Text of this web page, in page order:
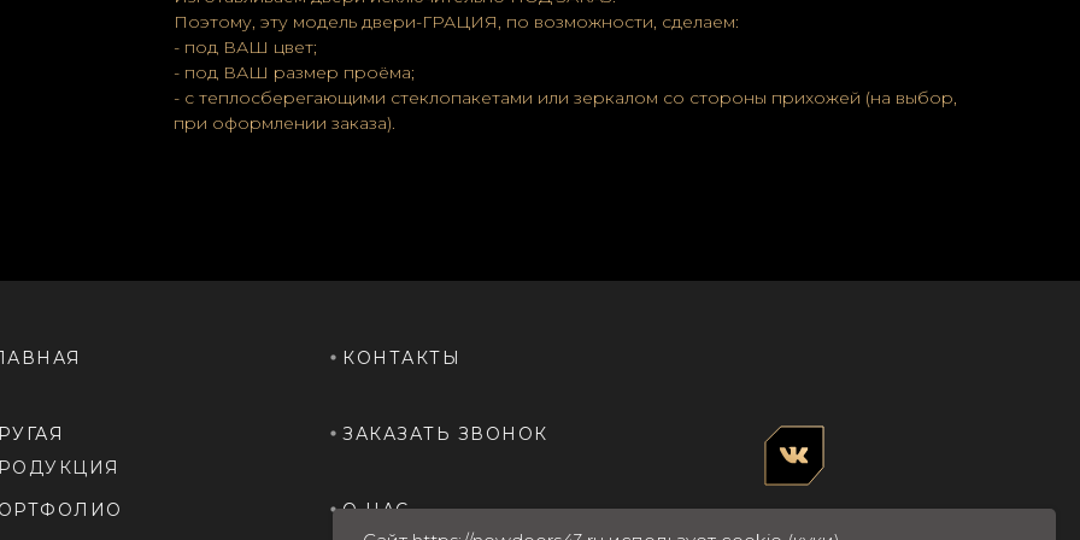
Поэтому, эту модель двери-ГРАЦИЯ, по возможности, сделаем:
- под ВАШ цвет;
- под ВАШ размер проёма;
- с теплосберегающими стеклопакетами или зеркалом со стороны прихожей (на выбор,
при оформлении заказа).
О НАС
ЗАКАЗАТЬ ЗВОНОК
КОНТАКТЫ